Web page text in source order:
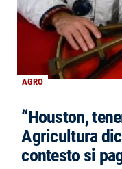
AGRO
“Houston,
Agricultura
contesto si